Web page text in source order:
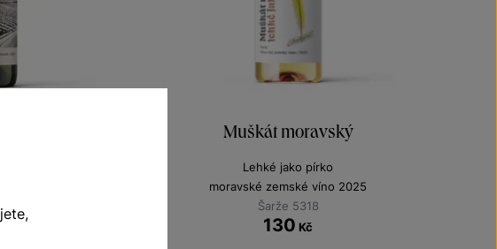
Kč
Muškát moravský
Lehké jako pírko
moravské zemské víno 2025
Šarže 5318
130 Kč